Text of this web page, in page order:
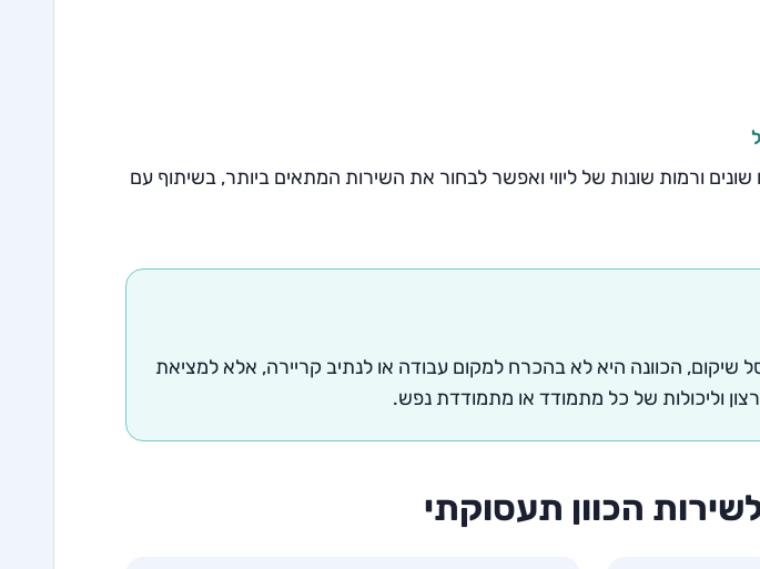
ורמות שונות של ליווי ואפשר לבחור את השירות המתאים ביותר, בשיתוף עם
הכוונה היא לא בהכרח למקום עבודה או לנתיב קריירה, אלא למציאת
וליכולות של כל מתמודד או מתמודדת נפש.
הכוון תעסוקתי